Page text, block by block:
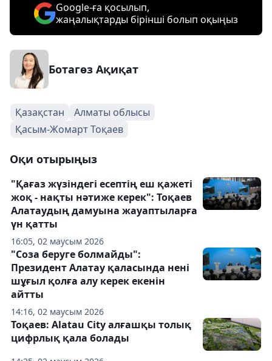
Google-ға қосылып,
жаңалықтарды бірінші болып оқыңыз
Ботагөз Ақиқат
Қазақстан
Алматы облысы
Қасым-Жомарт Тоқаев
Оқи отырыңыз
16:05, 02 маусым 2026
"Қағаз жүзіндегі есептің еш қажеті
жоқ - нақты нәтиже керек": Тоқаев
Алатаудың дамуына жауаптыларға
үн қатты
14:16, 02 маусым 2026
"Соза беруге болмайды":
Президент Алатау қаласында нені
шұғыл қолға алу керек екенін
айтты
Тоқаев: Alatau City алғашқы толық
цифрлық қала болады